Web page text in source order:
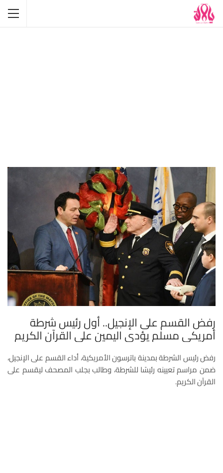
رفض القسم على الإنجيل.. أول رئيس شرطة
أمريكي مسلم يؤدي اليمين على القرآن الكريم
رفض رئيس الشرطة بمدينة باترسون الأمريكية، أداء القسم على الإنجيل،
ضمن مراسم تعيينه رئيسًا للشرطة، وطالب بجلب المصحف ليقسم على
القرآن الكريم.